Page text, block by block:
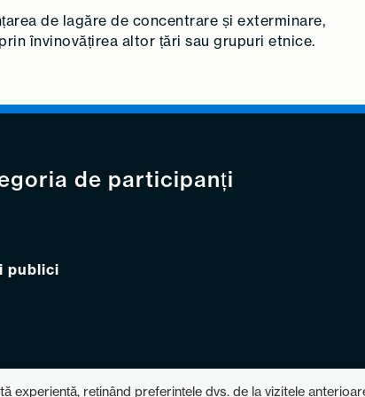
de lagăre de concentrare și exterminare,
învinovățirea altor țări sau grupuri etnice.
de participanți
publici
reținând preferințele dvs. de la vizitele